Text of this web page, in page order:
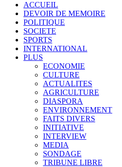
ACCUEIL
DEVOIR DE MEMOIRE
POLITIQUE
SOCIETE
SPORTS
INTERNATIONAL
PLUS
ECONOMIE
CULTURE
ACTUALITES
AGRICULTURE
DIASPORA
ENVIRONNEMENT
FAITS DIVERS
INITIATIVE
INTERVIEW
MEDIA
SONDAGE
TRIBUNE LIBRE